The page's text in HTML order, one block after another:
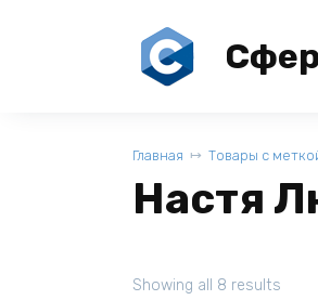
Главная Товары с
Настя
Showing all 8 results